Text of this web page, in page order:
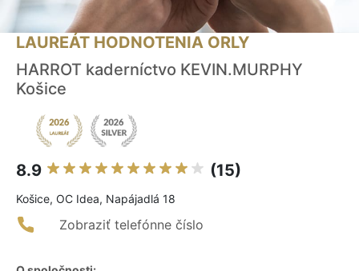
LAUREÁT HODNOTENIA ORLY
HARROT kaderníctvo KEVIN.MURPHY
Košice
8.9 (15)
Košice, OC Idea, Napájadlá 18
Zobraziť telefónne číslo